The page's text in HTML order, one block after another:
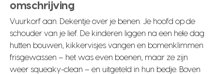
omschrijving
Vuurkorf aan. Dekentje over je benen. Je hoofd op de
schouder van je lief. De kinderen liggen na een hele dag
hutten bouwen, kikkervisjes vangen en bomenklimmen
frisgewassen – het was even boenen, maar ze zijn
weer squeaky-clean – en uitgeteld in hun bedje. Boven